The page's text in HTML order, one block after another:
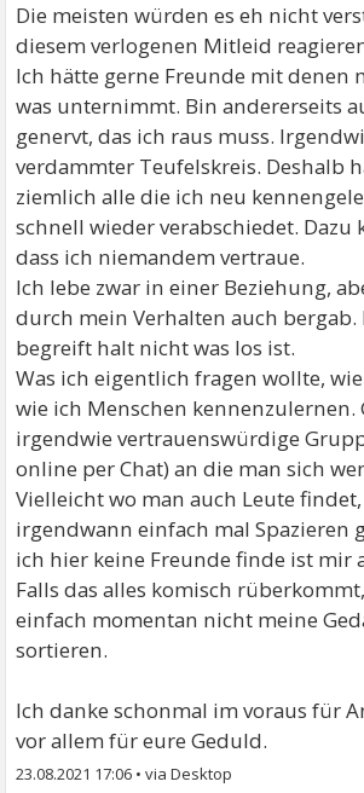
Die meisten würden es eh nicht
diesem verlogenen Mitleid
Ich hätte gerne Freunde mit denen
was unternimmt. Bin andererseits
genervt, das ich raus muss.
verdammter Teufelskreis. Deshalb
ziemlich alle die ich neu
schnell wieder verabschiedet. Dazu
dass ich niemandem vertraue.
Ich lebe zwar in einer Beziehung,
durch mein Verhalten auch
begreift halt nicht was los ist.
Was ich eigentlich fragen wollte,
wie ich Menschen kennenzulernen.
irgendwie vertrauenswürdige
online per Chat) an die man sich
Vielleicht wo man auch Leute
irgendwann einfach mal Spazieren
ich hier keine Freunde finde ist mir
Falls das alles komisch
einfach momentan nicht meine
sortieren.
Ich danke schonmal im voraus für
vor allem für eure Geduld.
23.08.2021 17:06 •